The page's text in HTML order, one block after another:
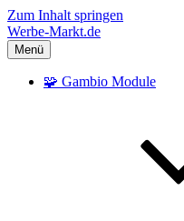
Zum Inhalt springen
Werbe-Markt.de
Menü
🧩 Gambio Module